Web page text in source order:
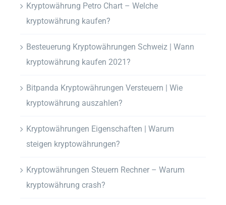
Kryptowährung Petro Chart – Welche
kryptowährung kaufen?
Besteuerung Kryptowährungen Schweiz | Wann
kryptowährung kaufen 2021?
Bitpanda Kryptowährungen Versteuern | Wie
kryptowährung auszahlen?
Kryptowährungen Eigenschaften | Warum
steigen kryptowährungen?
Kryptowährungen Steuern Rechner – Warum
kryptowährung crash?